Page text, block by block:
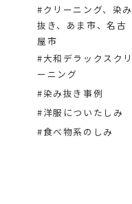
#クリーニング、染み
抜き、あま市、名古
屋市
#大和デラックスクリ
ーニング
#染み抜き事例
#洋服についたしみ
#食べ物系のしみ